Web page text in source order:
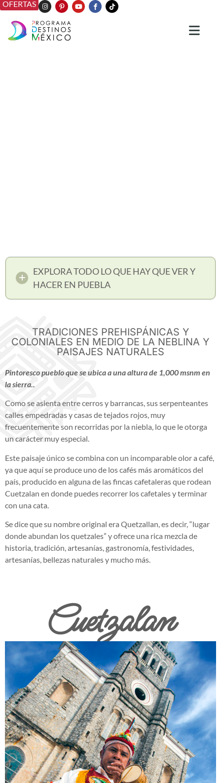
OFERTAS
EXPLORA TODO LO QUE HAY QUE VER Y
HACER EN PUEBLA
TRADICIONES PREHISPÁNICAS Y
COLONIALES EN MEDIO DE LA NEBLINA Y
PAISAJES NATURALES
Pintoresco pueblo que se ubica a una altura de 1,000 msnm en
la sierra..
Como se asienta entre cerros y barrancas, sus serpenteantes
calles empedradas y casas de tejados rojos, muy
frecuentemente son recorridas por la niebla, lo que le otorga
un carácter muy especial.
Este paisaje único se combina con un incomparable olor a café,
ya que aquí se produce uno de los cafés más aromáticos del
país, producido en alguna de las fincas cafetaleras que rodean
Cuetzalan en donde puedes recorrer los cafetales y terminar
con una cata.
Se dice que su nombre original era Quetzallan, es decir, “lugar
donde abundan los quetzales” y ofrece una rica mezcla de
historia, tradición, artesanías, gastronomía, festividades,
artesanías, bellezas naturales y mucho más.
Cuetzalan